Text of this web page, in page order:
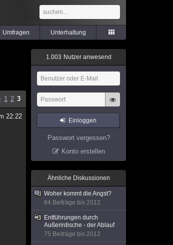
Umfragen Unterhaltung
1 2 3
22:22
1.003 Nutzer anwesend
Einloggen
Passwort vergessen?
Konto erstellen
Ähnliche Diskussionen
Woher kommt die Angst?
64 Beiträge bis 2012
Entführungen durch
Außerirdische - der Ablauf
75 Beiträge bis 2012